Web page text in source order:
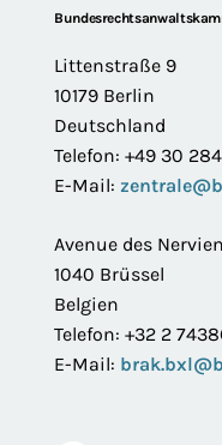
Footer
Littenstraße 9
10179 Berlin
Deutschland
Telefon: +49 30
E-Mail:
Avenue des
1040 Brüssel
Belgien
Telefon: +32 2
E-Mail: